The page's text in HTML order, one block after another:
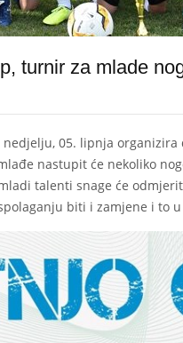
turnir za mlade
nedjelju, 05. lipnja
nastupit će nekoliko
talenti snage će
biti i zamjene i to